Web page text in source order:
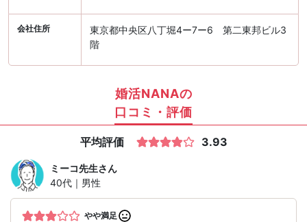
会社住所
東京都中央区八丁堀4ー7ー6 第二東邦ビル3
階
婚活NANAの
口コミ・評価
平均評価 3.93
ミーコ先生さん
40代｜男性
やや満足